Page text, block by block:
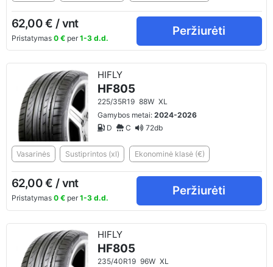
62,00 € / vnt
Pristatymas 0 €per 1-3 d.d.
Peržiurėti
HIFLY
HF805
225/35R19 88W XL
Gamybos metai:2024-2026
D
C 72db
Vasarinės Sustiprintos (xl) Ekonominė klasė (€)
62,00 € / vnt
Pristatymas 0 €per 1-3 d.d.
Peržiurėti
HIFLY
HF805
235/40R19 96W XL